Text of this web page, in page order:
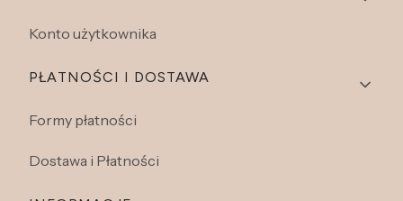
Konto użytkownika
PŁATNOŚCI I DOSTAWA
Formy płatności
Dostawa i Płatności